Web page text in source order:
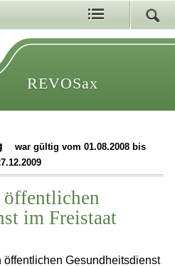
REVOSax
war gültig vom 01.08.2008 bis
öffentlichen
im Freistaat
öffentlichen Gesundheitsdienst